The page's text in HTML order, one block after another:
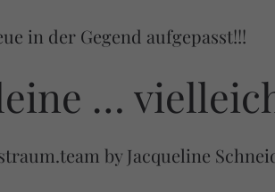
in der Gegend aufgepasst!!!
…
by Jacqueline